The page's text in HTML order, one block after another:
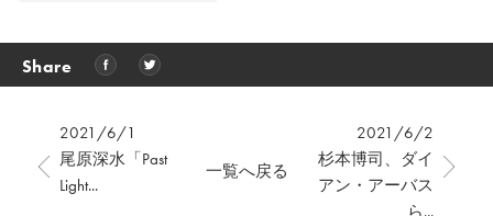
Share
2021/6/1
尾原深水「Past
Light...
2021/6/2
杉本博司、ダイ
アン・アーバス
一覧へ戻る